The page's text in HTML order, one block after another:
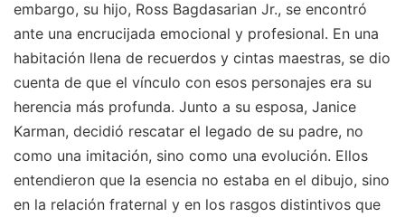
embargo, su hijo, Ross Bagdasarian Jr., se encontró
ante una encrucijada emocional y profesional. En una
habitación llena de recuerdos y cintas maestras, se dio
cuenta de que el vínculo con esos personajes era su
herencia más profunda. Junto a su esposa, Janice
Karman, decidió rescatar el legado de su padre, no
como una imitación, sino como una evolución. Ellos
entendieron que la esencia no estaba en el dibujo, sino
en la relación fraternal y en los rasgos distintivos que